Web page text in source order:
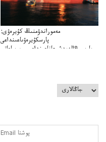
مەموراندۋمنىڭ كۇيرەۋى:
پارسكۇيرەۋىاعىنداعى
پارسى&الەمدشىعاناعىنداعىسىن ساعاتى